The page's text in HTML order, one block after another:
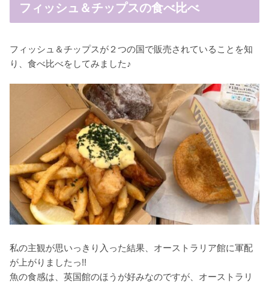
フィッシュ＆チップスの食べ比べ
フィッシュ＆チップスが２つの国で販売されていることを知
り、食べ比べをしてみました♪
私の主観が思いっきり入った結果、オーストラリア館に軍配
が上がりましたっ!!
魚の食感は、英国館のほうが好みなのですが、オーストラリ